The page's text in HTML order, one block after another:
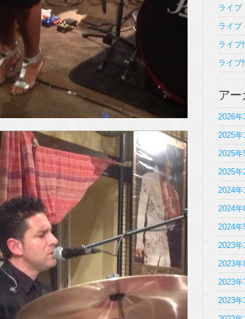
ライブ
ライブ
ライブ
ライブ
アー
2026年
2025年
2025年
2025年
2024年
2024年
2024年
2023年
2023年
2023年
2023年